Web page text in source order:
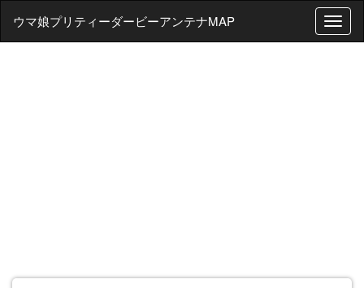
T
o
ウマ娘プリティーダービーアンテナMAP